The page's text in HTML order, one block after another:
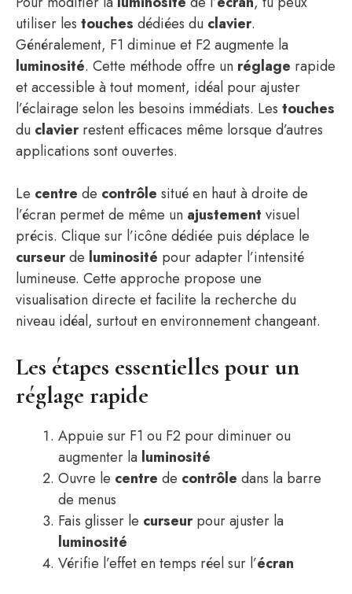
utiliser les touches dédiées du clavier.
Généralement, F1 diminue et F2 augmente la
luminosité. Cette méthode offre un réglage rapide
et accessible à tout moment, idéal pour ajuster
l’éclairage selon les besoins immédiats. Les touches
du clavierrestent efficaces même lorsque d’autres
applications sont ouvertes.
Le centre de contrôle situé en haut à droite de
l’écran permet de même un ajustement visuel
précis. Clique sur l’icône dédiée puis déplace le
curseurde luminosité pour adapter l’intensité
lumineuse. Cette approche propose une
visualisation directe et facilite la recherche du
niveau idéal, surtout en environnement changeant.
Les étapes essentielles pour un
réglage rapide
Appuie sur F1 ou F2 pour diminuer ou
augmenter la luminosité
Ouvre le centre de contrôle dans la barre
de menus
Fais glisser le curseurpour ajuster la
luminosité
Vérifie l’effet en temps réel sur l’écran